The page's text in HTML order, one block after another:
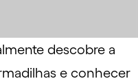
descobre a
e conhecer